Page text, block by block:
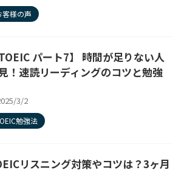
客様の声
TOEIC パート7】 時間が足りない人
！速読リーディングのコツと勉強
3/2
勉強法
リスニング対策やコツは？3ヶ月